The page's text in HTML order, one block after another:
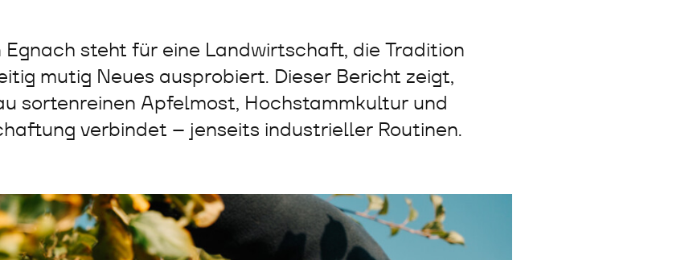
steht für eine Landwirtschaft, die Tradition
mutig Neues ausprobiert. Dieser Bericht zeigt,
sortenreinen Apfelmost, Hochstammkultur und
verbindet – jenseits industrieller Routinen.